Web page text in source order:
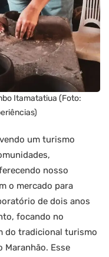
Itamatatiua (Foto:
um turismo
nosso
o mercado para
de dois anos
focando no
do tradicional turismo
Maranhão. Esse